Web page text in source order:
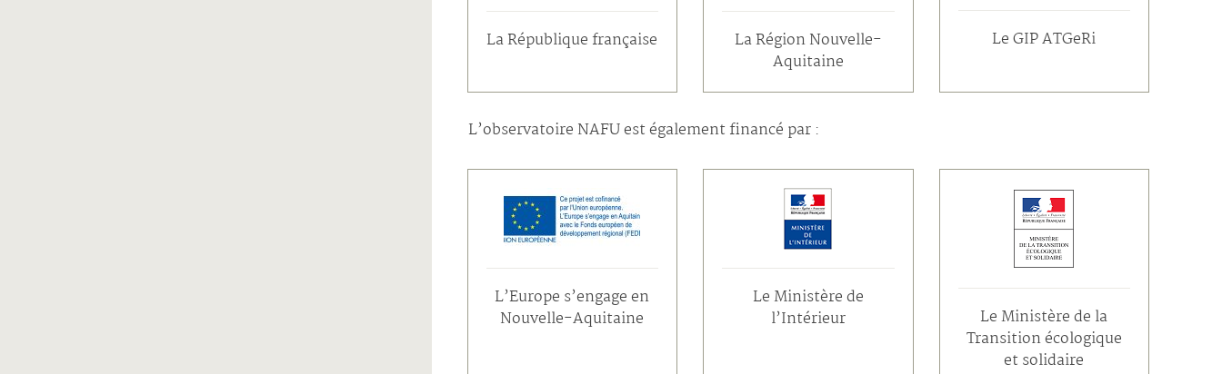
La République française
La Région Nouvelle-
Aquitaine
Le GIP ATGeRi
L’observatoire NAFU est également financé par :
L’Europe s’engage en
Nouvelle-Aquitaine
Le Ministère de
l’Intérieur
Le Ministère de la
Transition écologique
et solidaire